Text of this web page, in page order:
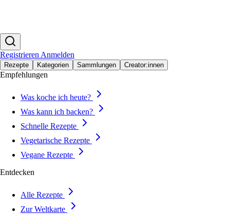
Registrieren Anmelden
Rezepte Kategorien Sammlungen Creator:innen
Empfehlungen
Was koche ich heute?
Was kann ich backen?
Schnelle Rezepte
Vegetarische Rezepte
Vegane Rezepte
Entdecken
Alle Rezepte
Zur Weltkarte